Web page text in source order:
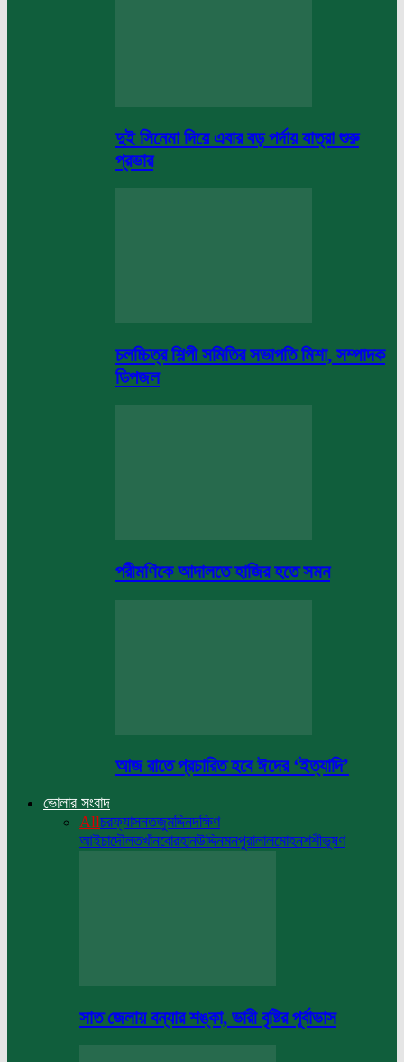
দুই সিনেমা দিয়ে এবার বড় পর্দায় যাত্রা শুরু
প্রভার
চলচ্চিত্র শিল্পী সমিতির সভাপতি মিশা, সম্পাদক
ডিপজল
পরীমণিকে আদালতে হাজির হতে সমন
আজ রাতে প্রচারিত হবে ঈদের ‘ইত্যাদি’
ভোলার সংবাদ
Allচরফ্যাসনতজুমদ্দিনদক্ষিণ
আইচাদৌলতখাঁনবোরহানউদ্দিনমনপুরালালমোহনশশীভূষণ
সাত জেলায় বন্যার শঙ্কা, ভারী বৃষ্টির পূর্বাভাস